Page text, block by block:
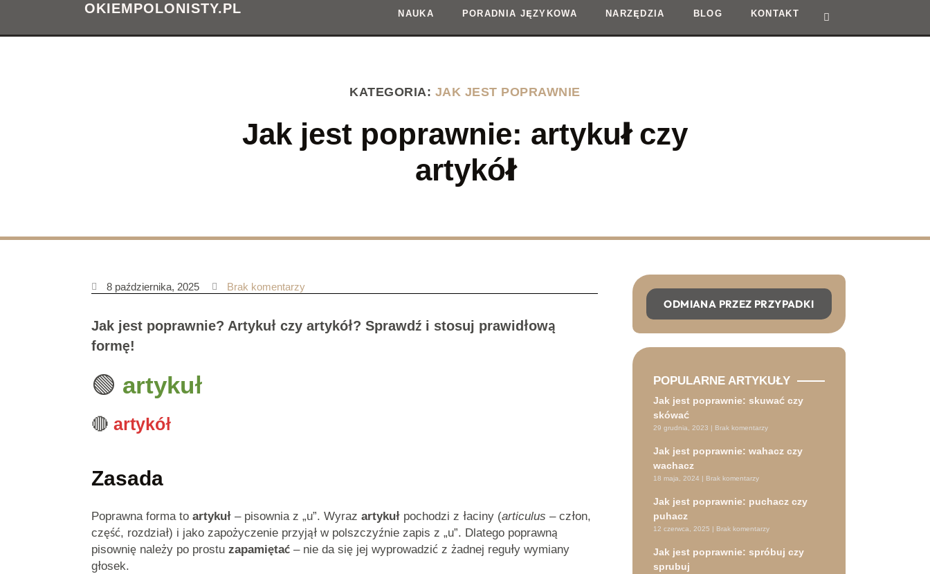
OKIEMPOLONISTY.PL NAUKA PORADNIA JĘZYKOWA NARZĘDZIA BLOG KONTAKT
KATEGORIA: JAK JEST POPRAWNIE
Jak jest poprawnie: artykuł czy
artykół
8 października, 2025 Brak komentarzy
Jak jest poprawnie? Artykuł czy artykół? Sprawdź i stosuj prawidłową
formę!
🟢 artykuł
🔴 artykół
Zasada
Poprawna forma to artykuł – pisownia z „u”. Wyraz artykuł pochodzi z łaciny (articulus – człon,
część, rozdział) i jako zapożyczenie przyjął w polszczyźnie zapis z „u”. Dlatego poprawną
pisownię należy po prostu zapamiętać – nie da się jej wyprowadzić z żadnej reguły wymiany
głosek.
ODMIANA PRZEZ PRZYPADKI
POPULARNE ARTYKUŁY
Jak jest poprawnie: skuwać czy
skówać
29 grudnia, 2023 Brak komentarzy
Jak jest poprawnie: wahacz czy
wachacz
18 maja, 2024 Brak komentarzy
Jak jest poprawnie: puchacz czy
puhacz
12 czerwca, 2025 Brak komentarzy
Jak jest poprawnie: spróbuj czy
sprubuj